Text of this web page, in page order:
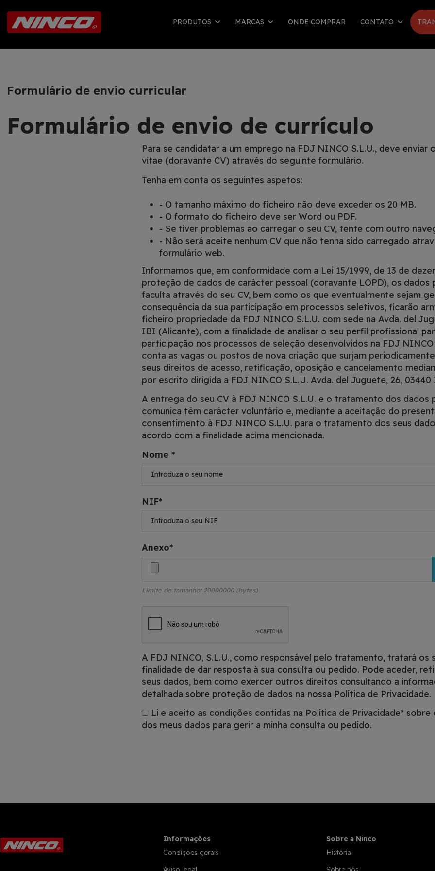
PRODUTOS MARCAS ONDE COMPRAR CONTATO
Formulário de envio curricular
Formulário de envio de currículo
Para se candidatar a um emprego na FDJ NINCO S.L.U., deve enviar
vitae (doravante CV) através do seguinte formulário.
Tenha em conta os seguintes aspetos:
- O tamanho máximo do ficheiro não deve exceder os 20 MB.
- O formato do ficheiro deve ser Word ou PDF.
- Se tiver problemas ao carregar o seu CV, tente com outro
- Não será aceite nenhum CV que não tenha sido carregado
formulário web.
Informamos que, em conformidade com a Lei 15/1999, de 13 de
proteção de dados de carácter pessoal (doravante LOPD), os dados
faculta através do seu CV, bem como os que eventualmente sejam
consequência da sua participação em processos seletivos, ficarão
ficheiro propriedade da FDJ NINCO S.L.U. com sede na Avda. del
IBI (Alicante), com a finalidade de analisar o seu perfil profissional
participação nos processos de seleção desenvolvidos na FDJ
conta as vagas ou postos de nova criação que surjam
seus direitos de acesso, retificação, oposição e cancelamento
por escrito dirigida a FDJ NINCO S.L.U. Avda. del Juguete, 26,
A entrega do seu CV à FDJ NINCO S.L.U. e o tratamento dos dados
comunica têm carácter voluntário e, mediante a aceitação do
consentimento à FDJ NINCO S.L.U. para o tratamento dos seus
acordo com a finalidade acima mencionada.
Nome *
NIF*
Anexo*
Limite de tamanho: 20000000 (bytes)
A FDJ NINCO, S.L.U., como responsável pelo tratamento, tratará os
finalidade de dar resposta à sua consulta ou pedido. Pode aceder,
seus dados, bem como exercer outros direitos consultando a
detalhada sobre proteção de dados na nossa Política de Privacidade.
Li e aceito as condições contidas na Política de Privacidade* sobre
dos meus dados para gerir a minha consulta ou pedido.
Informações
Condições gerais
Sobre a Ninco
História